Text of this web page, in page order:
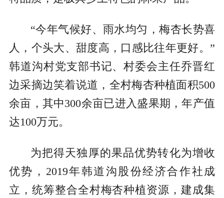
“今年气候好、雨水均匀，梅杏长势喜
人，个头大、甜度高，口感比往年更好。”
韩道沟村党支部书记、村委会主任乔晋红
边采摘边笑着说道，全村梅杏种植面积500
余亩，其中300余亩已进入盛果期，年产值
达100万元。
为把得天独厚的果品优势转化为增收
优势，2019年韩道沟股份经济合作社成
立，统筹整合全村梅杏种植资源，建成集